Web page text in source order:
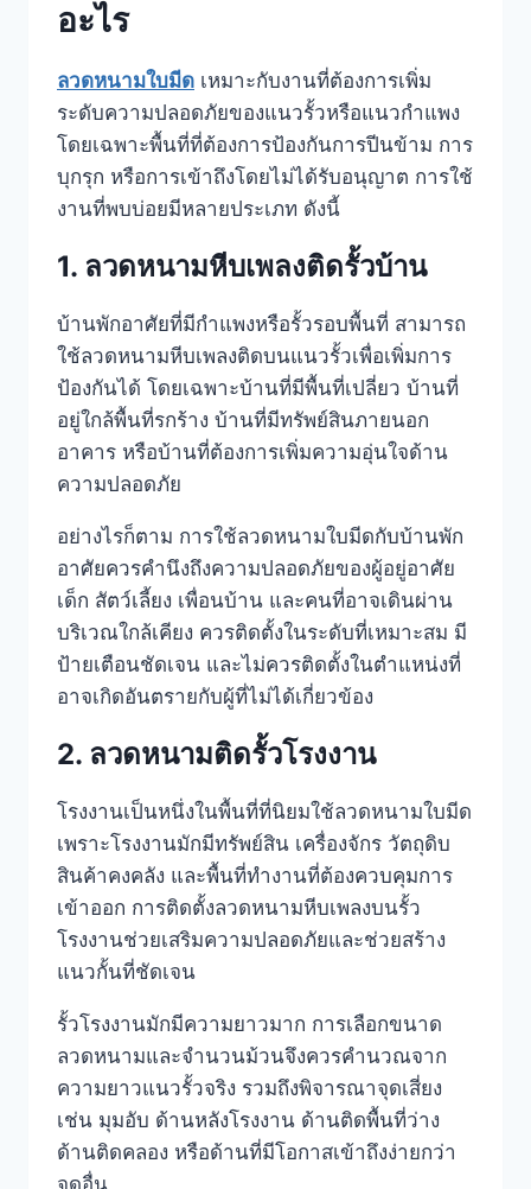
อะไร
ลวดหนามใบมีด เหมาะกับงานที่ต้องการเพิ่ม
ระดับความปลอดภัยของแนวรั้วหรือแนวกำแพง
โดยเฉพาะพื้นที่ที่ต้องการป้องกันการปีนข้าม การ
บุกรุก หรือการเข้าถึงโดยไม่ได้รับอนุญาต การใช้
งานที่พบบ่อยมีหลายประเภท ดังนี้
1. ลวดหนามหีบเพลงติดรั้วบ้าน
บ้านพักอาศัยที่มีกำแพงหรือรั้วรอบพื้นที่ สามารถ
ใช้ลวดหนามหีบเพลงติดบนแนวรั้วเพื่อเพิ่มการ
ป้องกันได้ โดยเฉพาะบ้านที่มีพื้นที่เปลี่ยว บ้านที่
อยู่ใกล้พื้นที่รกร้าง บ้านที่มีทรัพย์สินภายนอก
อาคาร หรือบ้านที่ต้องการเพิ่มความอุ่นใจด้าน
ความปลอดภัย
อย่างไรก็ตาม การใช้ลวดหนามใบมีดกับบ้านพัก
อาศัยควรคำนึงถึงความปลอดภัยของผู้อยู่อาศัย
เด็ก สัตว์เลี้ยง เพื่อนบ้าน และคนที่อาจเดินผ่าน
บริเวณใกล้เคียง ควรติดตั้งในระดับที่เหมาะสม มี
ป้ายเตือนชัดเจน และไม่ควรติดตั้งในตำแหน่งที่
อาจเกิดอันตรายกับผู้ที่ไม่ได้เกี่ยวข้อง
2. ลวดหนามติดรั้วโรงงาน
โรงงานเป็นหนึ่งในพื้นที่ที่นิยมใช้ลวดหนามใบมีด
เพราะโรงงานมักมีทรัพย์สิน เครื่องจักร วัตถุดิบ
สินค้าคงคลัง และพื้นที่ทำงานที่ต้องควบคุมการ
เข้าออก การติดตั้งลวดหนามหีบเพลงบนรั้ว
โรงงานช่วยเสริมความปลอดภัยและช่วยสร้าง
แนวกั้นที่ชัดเจน
รั้วโรงงานมักมีความยาวมาก การเลือกขนาด
ลวดหนามและจำนวนม้วนจึงควรคำนวณจาก
ความยาวแนวรั้วจริง รวมถึงพิจารณาจุดเสี่ยง
เช่น มุมอับ ด้านหลังโรงงาน ด้านติดพื้นที่ว่าง
ด้านติดคลอง หรือด้านที่มีโอกาสเข้าถึงง่ายกว่า
จุดอื่น